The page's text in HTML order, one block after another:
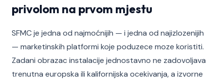
privolom na prvom mjestu
SFMC je jedna od najmoćnijih — i jedna od najizlozenijih
— marketinskih platformi koje poduzece moze koristiti.
Zadani obrazac instalacije jednostavno ne zadovoljava
trenutna europska ili kalifornijska ocekivanja, a izvorne